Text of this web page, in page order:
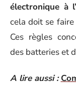
électronique à
cela doit se
Ces règles
des batteries et
A lire aussi :